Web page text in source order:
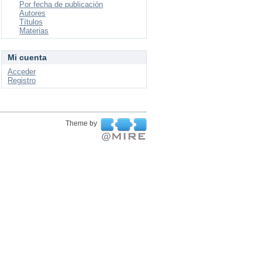
Por fecha de publicación
Autores
Títulos
Materias
Mi cuenta
Acceder
Registro
Theme by